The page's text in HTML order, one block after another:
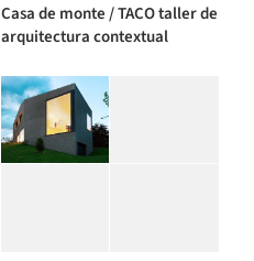
Casa de monte / TACO taller de
arquitectura contextual